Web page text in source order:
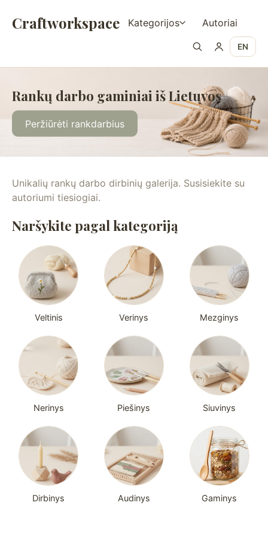
Craftworkspace Kategorijos Autoriai
EN
Rankų darbo gaminiai iš Lietuvos
Peržiūrėti rankdarbius
Unikalių rankų darbo dirbinių galerija. Susisiekite su
autoriumi tiesiogiai.
Naršykite pagal kategoriją
Veltinis Verinys Mezginys
Nerinys Piešinys Siuvinys
Dirbinys Audinys Gaminys